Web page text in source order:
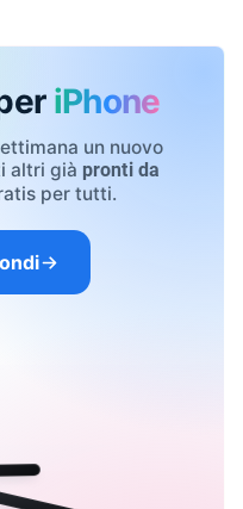
iPhone
un nuovo
altri già pronti da
per tutti.